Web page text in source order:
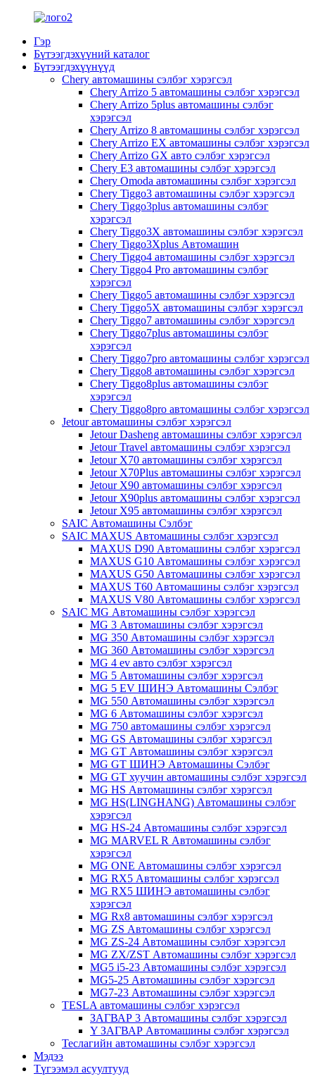
Гэр
Бүтээгдэхүүний каталог
Бүтээгдэхүүнүүд
Chery автомашины сэлбэг хэрэгсэл
Chery Arrizo 5 автомашины сэлбэг хэрэгсэл
Chery Arrizo 5plus автомашины сэлбэг
хэрэгсэл
Chery Arrizo 8 автомашины сэлбэг хэрэгсэл
Chery Arrizo EX автомашины сэлбэг хэрэгсэл
Chery Arrizo GX авто сэлбэг хэрэгсэл
Chery E3 автомашины сэлбэг хэрэгсэл
Chery Omoda автомашины сэлбэг хэрэгсэл
Chery Tiggo3 автомашины сэлбэг хэрэгсэл
Chery Tiggo3plus автомашины сэлбэг
хэрэгсэл
Chery Tiggo3X автомашины сэлбэг хэрэгсэл
Chery Tiggo3Xplus Автомашин
Chery Tiggo4 автомашины сэлбэг хэрэгсэл
Chery Tiggo4 Pro автомашины сэлбэг
хэрэгсэл
Chery Tiggo5 автомашины сэлбэг хэрэгсэл
Chery Tiggo5X автомашины сэлбэг хэрэгсэл
Chery Tiggo7 автомашины сэлбэг хэрэгсэл
Chery Tiggo7plus автомашины сэлбэг
хэрэгсэл
Chery Tiggo7pro автомашины сэлбэг хэрэгсэл
Chery Tiggo8 автомашины сэлбэг хэрэгсэл
Chery Tiggo8plus автомашины сэлбэг
хэрэгсэл
Chery Tiggo8pro автомашины сэлбэг хэрэгсэл
Jetour автомашины сэлбэг хэрэгсэл
Jetour Dasheng автомашины сэлбэг хэрэгсэл
Jetour Travel автомашины сэлбэг хэрэгсэл
Jetour X70 автомашины сэлбэг хэрэгсэл
Jetour X70Plus автомашины сэлбэг хэрэгсэл
Jetour X90 автомашины сэлбэг хэрэгсэл
Jetour X90plus автомашины сэлбэг хэрэгсэл
Jetour X95 автомашины сэлбэг хэрэгсэл
SAIC Автомашины Сэлбэг
SAIC MAXUS Автомашины сэлбэг хэрэгсэл
MAXUS D90 Автомашины сэлбэг хэрэгсэл
MAXUS G10 Автомашины сэлбэг хэрэгсэл
MAXUS G50 Автомашины сэлбэг хэрэгсэл
MAXUS T60 Автомашины сэлбэг хэрэгсэл
MAXUS V80 Автомашины сэлбэг хэрэгсэл
SAIC MG Автомашины сэлбэг хэрэгсэл
MG 3 Автомашины сэлбэг хэрэгсэл
MG 350 Автомашины сэлбэг хэрэгсэл
MG 360 Автомашины сэлбэг хэрэгсэл
MG 4 ev авто сэлбэг хэрэгсэл
MG 5 Автомашины сэлбэг хэрэгсэл
MG 5 EV ШИНЭ Автомашины Сэлбэг
MG 550 Автомашины сэлбэг хэрэгсэл
MG 6 Автомашины сэлбэг хэрэгсэл
MG 750 автомашины сэлбэг хэрэгсэл
MG GS Автомашины сэлбэг хэрэгсэл
MG GT Автомашины сэлбэг хэрэгсэл
MG GT ШИНЭ Автомашины Сэлбэг
MG GT хуучин автомашины сэлбэг хэрэгсэл
MG HS Автомашины сэлбэг хэрэгсэл
MG HS(LINGHANG) Автомашины сэлбэг
хэрэгсэл
MG HS-24 Автомашины сэлбэг хэрэгсэл
MG MARVEL R Автомашины сэлбэг
хэрэгсэл
MG ONE Автомашины сэлбэг хэрэгсэл
MG RX5 Автомашины сэлбэг хэрэгсэл
MG RX5 ШИНЭ автомашины сэлбэг
хэрэгсэл
MG Rx8 автомашины сэлбэг хэрэгсэл
MG ZS Автомашины сэлбэг хэрэгсэл
MG ZS-24 Автомашины сэлбэг хэрэгсэл
MG ZX/ZST Автомашины сэлбэг хэрэгсэл
MG5 i5-23 Автомашины сэлбэг хэрэгсэл
MG5-25 Автомашины сэлбэг хэрэгсэл
MG7-23 Автомашины сэлбэг хэрэгсэл
TESLA автомашины сэлбэг хэрэгсэл
ЗАГВАР 3 Автомашины сэлбэг хэрэгсэл
Y ЗАГВАР Автомашины сэлбэг хэрэгсэл
Теслагийн автомашины сэлбэг хэрэгсэл
Мэдээ
Түгээмэл асуултууд